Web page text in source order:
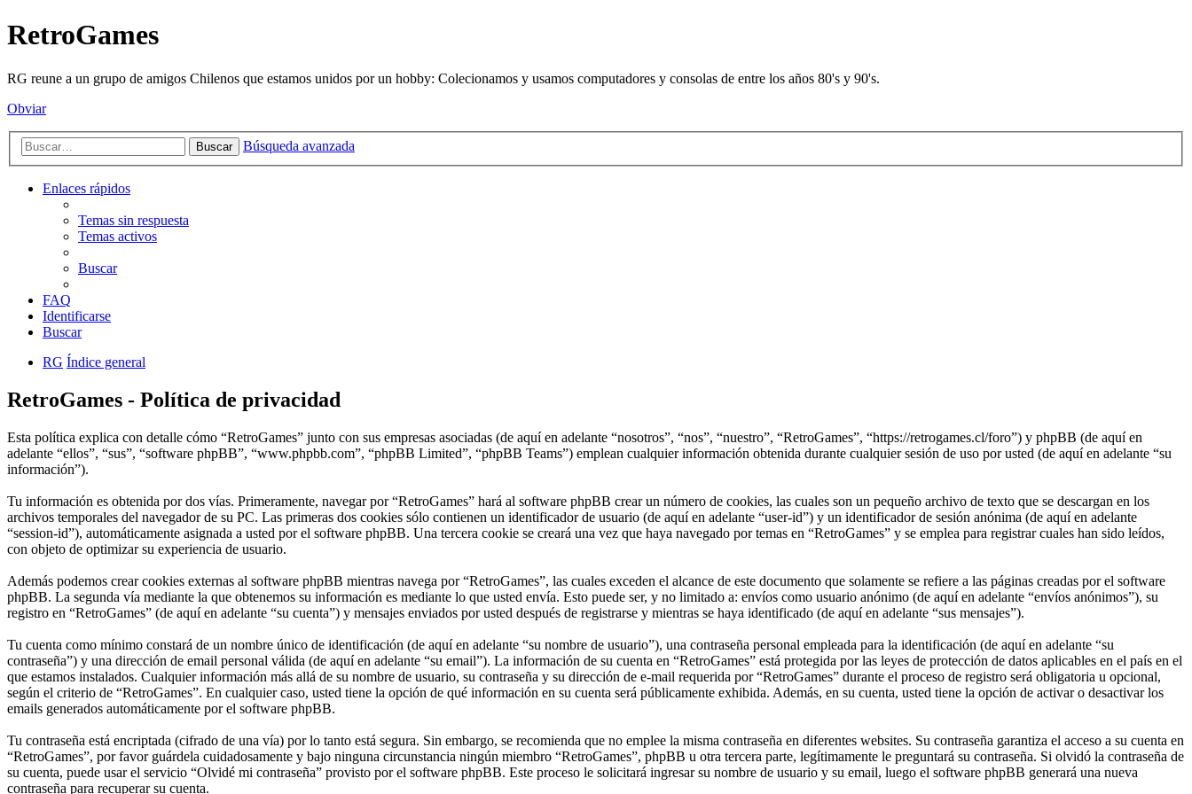
RetroGames
RG reune a un grupo de amigos Chilenos que estamos unidos por un hobby: Colecionamos y usamos computadores y consolas de entre los años 80's y 90's.
Obviar
Buscar Búsqueda avanzada
Enlaces rápidos
Temas sin respuesta
Temas activos
Buscar
FAQ
Identificarse
Buscar
RG Índice general
RetroGames - Política de privacidad
Esta política explica con detalle cómo “RetroGames” junto con sus empresas asociadas (de aquí en adelante “nosotros”, “nos”, “nuestro”, “RetroGames”, “https://retrogames.cl/foro”) y phpBB (de aquí en
adelante “ellos”, “sus”, “software phpBB”, “www.phpbb.com”, “phpBB Limited”, “phpBB Teams”) emplean cualquier información obtenida durante cualquier sesión de uso por usted (de aquí en adelante “su
información”).
Tu información es obtenida por dos vías. Primeramente, navegar por “RetroGames” hará al software phpBB crear un número de cookies, las cuales son un pequeño archivo de texto que se descargan en los
archivos temporales del navegador de su PC. Las primeras dos cookies sólo contienen un identificador de usuario (de aquí en adelante “user-id”) y un identificador de sesión anónima (de aquí en adelante
“session-id”), automáticamente asignada a usted por el software phpBB. Una tercera cookie se creará una vez que haya navegado por temas en “RetroGames” y se emplea para registrar cuales han sido leídos,
con objeto de optimizar su experiencia de usuario.
Además podemos crear cookies externas al software phpBB mientras navega por “RetroGames”, las cuales exceden el alcance de este documento que solamente se refiere a las páginas creadas por el software
phpBB. La segunda vía mediante la que obtenemos su información es mediante lo que usted envía. Esto puede ser, y no limitado a: envíos como usuario anónimo (de aquí en adelante “envíos anónimos”), su
registro en “RetroGames” (de aquí en adelante “su cuenta”) y mensajes enviados por usted después de registrarse y mientras se haya identificado (de aquí en adelante “sus mensajes”).
Tu cuenta como mínimo constará de un nombre único de identificación (de aquí en adelante “su nombre de usuario”), una contraseña personal empleada para la identificación (de aquí en adelante “su
contraseña”) y una dirección de email personal válida (de aquí en adelante “su email”). La información de su cuenta en “RetroGames” está protegida por las leyes de protección de datos aplicables en el país en el
que estamos instalados. Cualquier información más allá de su nombre de usuario, su contraseña y su dirección de e-mail requerida por “RetroGames” durante el proceso de registro será obligatoria u opcional,
según el criterio de “RetroGames”. En cualquier caso, usted tiene la opción de qué información en su cuenta será públicamente exhibida. Además, en su cuenta, usted tiene la opción de activar o desactivar los
emails generados automáticamente por el software phpBB.
Tu contraseña está encriptada (cifrado de una vía) por lo tanto está segura. Sin embargo, se recomienda que no emplee la misma contraseña en diferentes websites. Su contraseña garantiza el acceso a su cuenta en
“RetroGames”, por favor guárdela cuidadosamente y bajo ninguna circunstancia ningún miembro “RetroGames”, phpBB u otra tercera parte, legítimamente le preguntará su contraseña. Si olvidó la contraseña de
su cuenta, puede usar el servicio “Olvidé mi contraseña” provisto por el software phpBB. Este proceso le solicitará ingresar su nombre de usuario y su email, luego el software phpBB generará una nueva
contraseña para recuperar su cuenta.